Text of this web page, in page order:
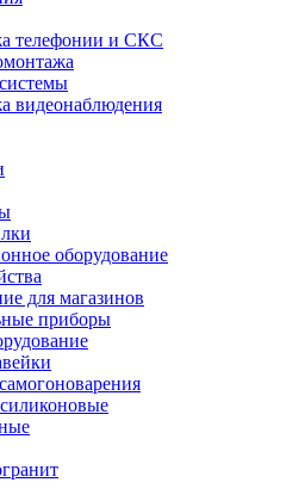
телефонии и СКС
видеонаблюдения
оборудование
для магазинов
приборы